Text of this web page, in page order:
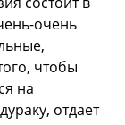
очень
чтобы
на
отдает